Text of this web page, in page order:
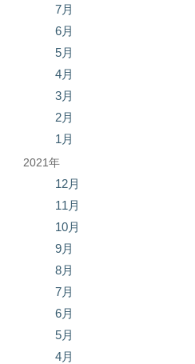
7月
6月
5月
4月
3月
2月
1月
2021年
12月
11月
10月
9月
8月
7月
6月
5月
4月